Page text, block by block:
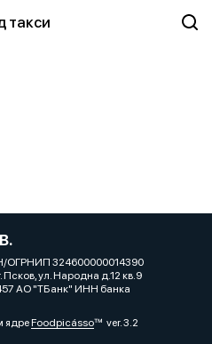
такси
ОГРНИП 324600000014390
Псков, ул. Народна д.12 кв.9
АО "ТБанк" ИНН банка
ядреFoodpicássover. 3.2